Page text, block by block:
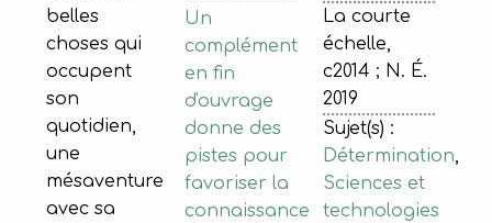
belles
choses qui
occupent
son
quotidien,
une
mésaventure
avec sa
Un
complément
en fin
d'ouvrage
donne des
pistes pour
favoriser la
connaissance
La courte
échelle,
c2014 ; N. É.
2019
Sujet(s) :
Détermination,
Sciences et
technologies